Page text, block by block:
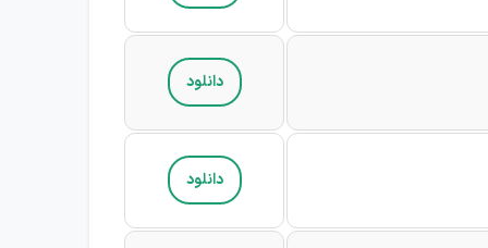
دانلود
دانلود